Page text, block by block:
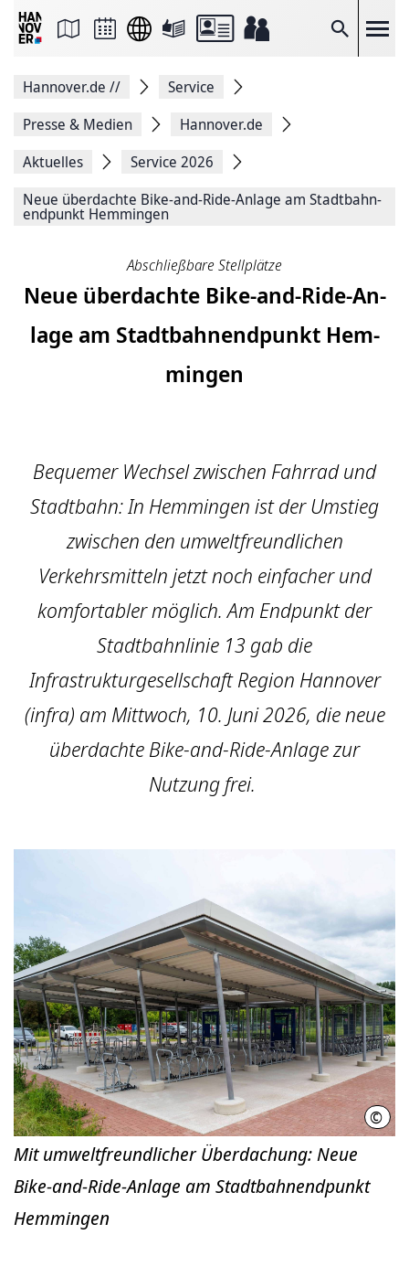
Suche
Seite
Facebook
teilen
Seitenlink
Seite
Drucken
Hannover.de //
Service
Presse & Medien
Hannover.de
Aktuelles
Service 2026
Neue über­dach­te Bike-and-Ride-An­lage am Stadt­bahn­
end­punkt Hem­min­gen
Abschließbare Stellplätze
Neue über­dach­te Bike-and-Ride-An­
lage am Stadt­bahn­end­punkt Hem­
min­gen
Bequemer Wechsel zwischen Fahrrad und
Stadtbahn: In Hemmingen ist der Umstieg
zwischen den umweltfreundlichen
Verkehrsmitteln jetzt noch einfacher und
komfortabler möglich. Am Endpunkt der
Stadtbahnlinie 13 gab die
Infrastrukturgesellschaft Region Hannover
(infra) am Mittwoch, 10. Juni 2026, die neue
überdachte Bike-and-Ride-Anlage zur
Nutzung frei.
© infra
Mit umweltfreundlicher Überdachung: Neue
Bike-and-Ride-Anlage am Stadtbahnendpunkt
Hemmingen